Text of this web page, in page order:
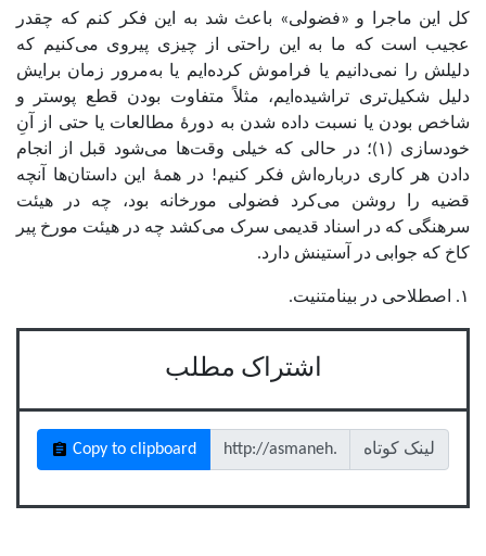
کل این ماجرا و «فضولی» باعث شد به این فکر کنم که چقدر
عجیب است که ما به این راحتی از چیزی پیروی می‌کنیم که
دلیلش را نمی‌دانیم یا فراموش کرده‌ایم یا به‌مرور زمان برایش
دلیل شکیل‌تری تراشیده‌ایم، مثلاً متفاوت بودن قطع پوستر و
شاخص بودن یا نسبت داده شدن به دورۀ مطالعات یا حتی از آنِ
خودسازی (۱)؛ در حالی که خیلی وقت‌ها می‌شود قبل از انجام
دادن هر کاری درباره‌اش فکر کنیم! در همۀ این داستان‌ها آنچه
قضیه را روشن می‌کرد فضولی مورخانه بود، چه در هیئت
سرهنگی که در اسناد قدیمی سرک می‌کشد چه در هیئت مورخ پیر
کاخ که جوابی در آستینش دارد.
۱. اصطلاحی در بینامتنیت.
اشتراک مطلب
لینک کوتاه Copy to clipboard